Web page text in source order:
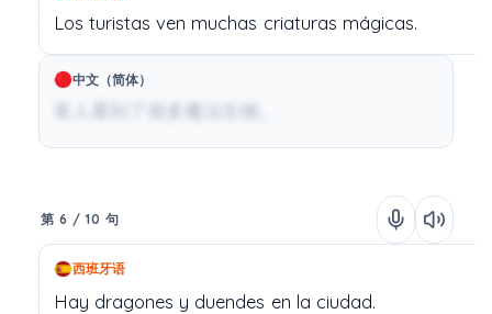
Los turistas ven muchas criaturas mágicas.
中文（简体）
客人看到了很多魔法生物。
第 6 / 10 句
西班牙语
Hay dragones y duendes en la ciudad.